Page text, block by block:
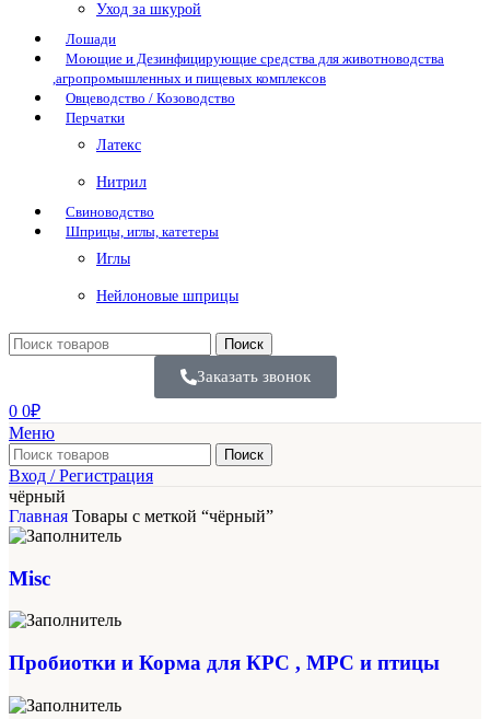
Уход за шкурой
Лошади
Моющие и Дезинфицирующие средства для животноводства
,агропромышленных и пищевых комплексов
Овцеводство / Козоводство
Перчатки
Латекс
Нитрил
Свиноводство
Шприцы, иглы, катетеры
Иглы
Нейлоновые шприцы
Поиск
Заказать звонок
0 0₽
Меню
Поиск
Вход / Регистрация
чёрный
Главная Товары с меткой “чёрный”
Misc
Пробиотки и Корма для КРС , МРС и птицы